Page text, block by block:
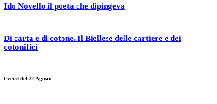
Ido Novello il poeta che dipingeva
Di carta e di cotone. Il Biellese delle cartiere e dei
cotonifici
Eventi del 22 Agosto